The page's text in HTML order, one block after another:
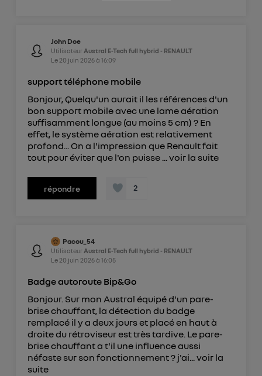
John Doe
Utilisateur Austral E-Tech full hybrid - RENAULT
Le 20 juin 2026à 16:09
support téléphone mobile
Bonjour, Quelqu'un aurait il les références d'un
bon support mobile avec une lame aération
suffisamment longue (au moins 5 cm) ? En
effet, le système aération est relativement
profond... On a l'impression que Renault fait
tout pour éviter que l'on puisse ... voir la suite
répondre 2
Pacou_54
Utilisateur Austral E-Tech full hybrid - RENAULT
Le 20 juin 2026à 16:05
Badge autoroute Bip&Go
Bonjour. Sur mon Austral équipé d'un pare-
brise chauffant, la détection du badge
remplacé il y a deux jours et placé en haut à
droite du rétroviseur est très tardive. Le pare-
brise chauffant a t'il une influence aussi
néfaste sur son fonctionnement ? j'ai...voir la
suite